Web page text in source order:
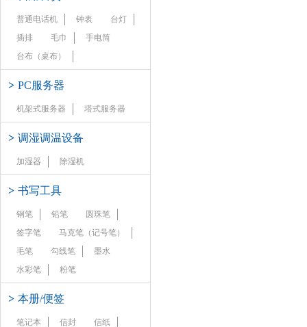
普通电话机 钟表
台灯
插排
毛巾
手电筒
台布（桌布）
> PC服务器
机架式服务器 塔式服务器
> 调湿调温设备
加湿器 除湿机
> 书写工具
钢笔 铅笔
圆珠笔
签字笔
马克笔（记号笔）
毛笔
勾线笔
墨水
水彩笔
粉笔
> 本册/便签
笔记本 信封
信纸